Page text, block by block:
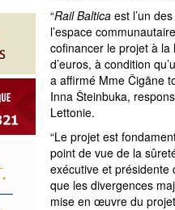
“Rail Baltica est l’un
l’espace
cofinancer le projet à la
d’euros, à condition
a affirmé Mme Čigāne
Inna Šteinbuka,
Lettonie.
“Le projet est
point de vue de la
exécutive et présidente
que les divergences
mise en œuvre du